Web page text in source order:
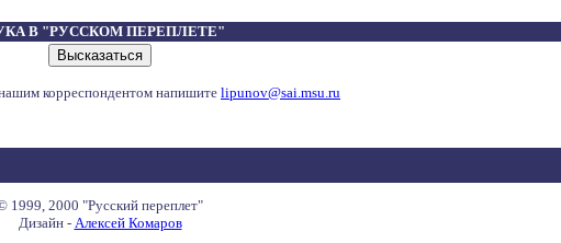
В "РУССКОМ ПЕРЕПЛЕТЕ"
корреспондентом напишитеlipunov@sai.msu.ru
1999, 2000 "Русский переплет"
Дизайн - Алексей Комаров